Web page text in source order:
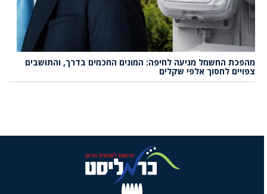
מהפכת החשמל מגיעה לחיפה: המונים החכמים בדרך, והתושבים
צפויים לחסוך אלפי שקלים